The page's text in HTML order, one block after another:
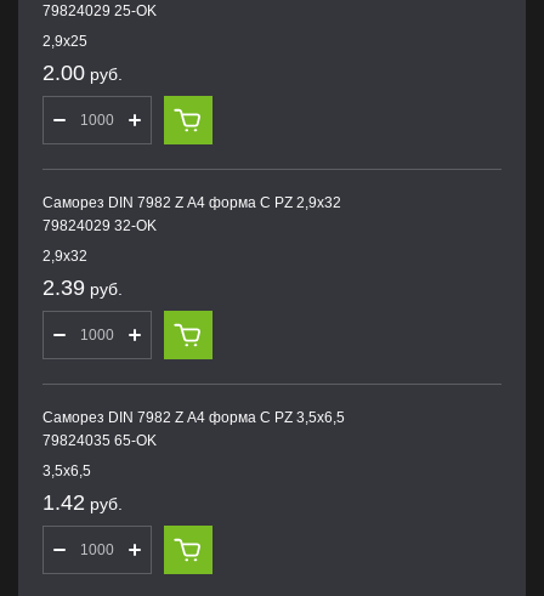
79824029 25-OK
2,9х25
2.00 руб.
Саморез DIN 7982 Z А4 форма С PZ 2,9х32
79824029 32-OK
2,9х32
2.39 руб.
Саморез DIN 7982 Z А4 форма С PZ 3,5х6,5
79824035 65-OK
3,5х6,5
1.42 руб.